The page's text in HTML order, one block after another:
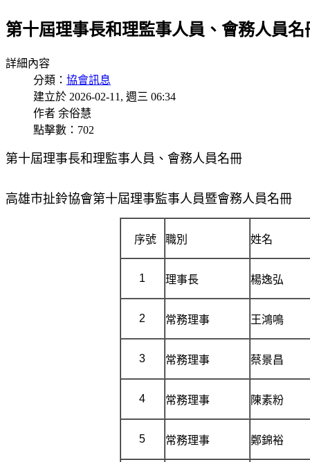
第十屆理事長和理監事人員、會務人員名
詳細內容
分類： 協會訊息
建立於 2026-02-11, 週三 06:34
作者 余俗慧
點擊數：702
第十屆理事長和理監事人員、會務人員名冊
高雄市扯鈴協會第十屆理事監事人員暨會務人員名冊
序號 職別 姓名
1 理事長 楊逸弘
2 常務理事 王鴻鳴
3 常務理事 蔡景昌
4 常務理事 陳素粉
5 常務理事 鄭錦裕